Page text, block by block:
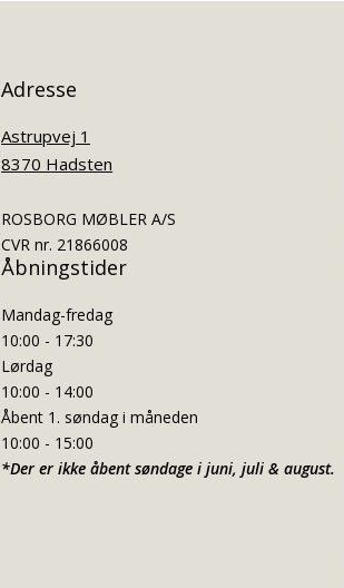
Adresse
Astrupvej 1
8370 Hadsten
ROSBORG MØBLER A/S
CVR nr. 21866008
Åbningstider
Mandag-fredag
10:00 - 17:30
Lørdag
10:00 - 14:00
Åbent 1. søndag i måneden
10:00 - 15:00
*Der er ikke åbent søndage i juni, juli & august.